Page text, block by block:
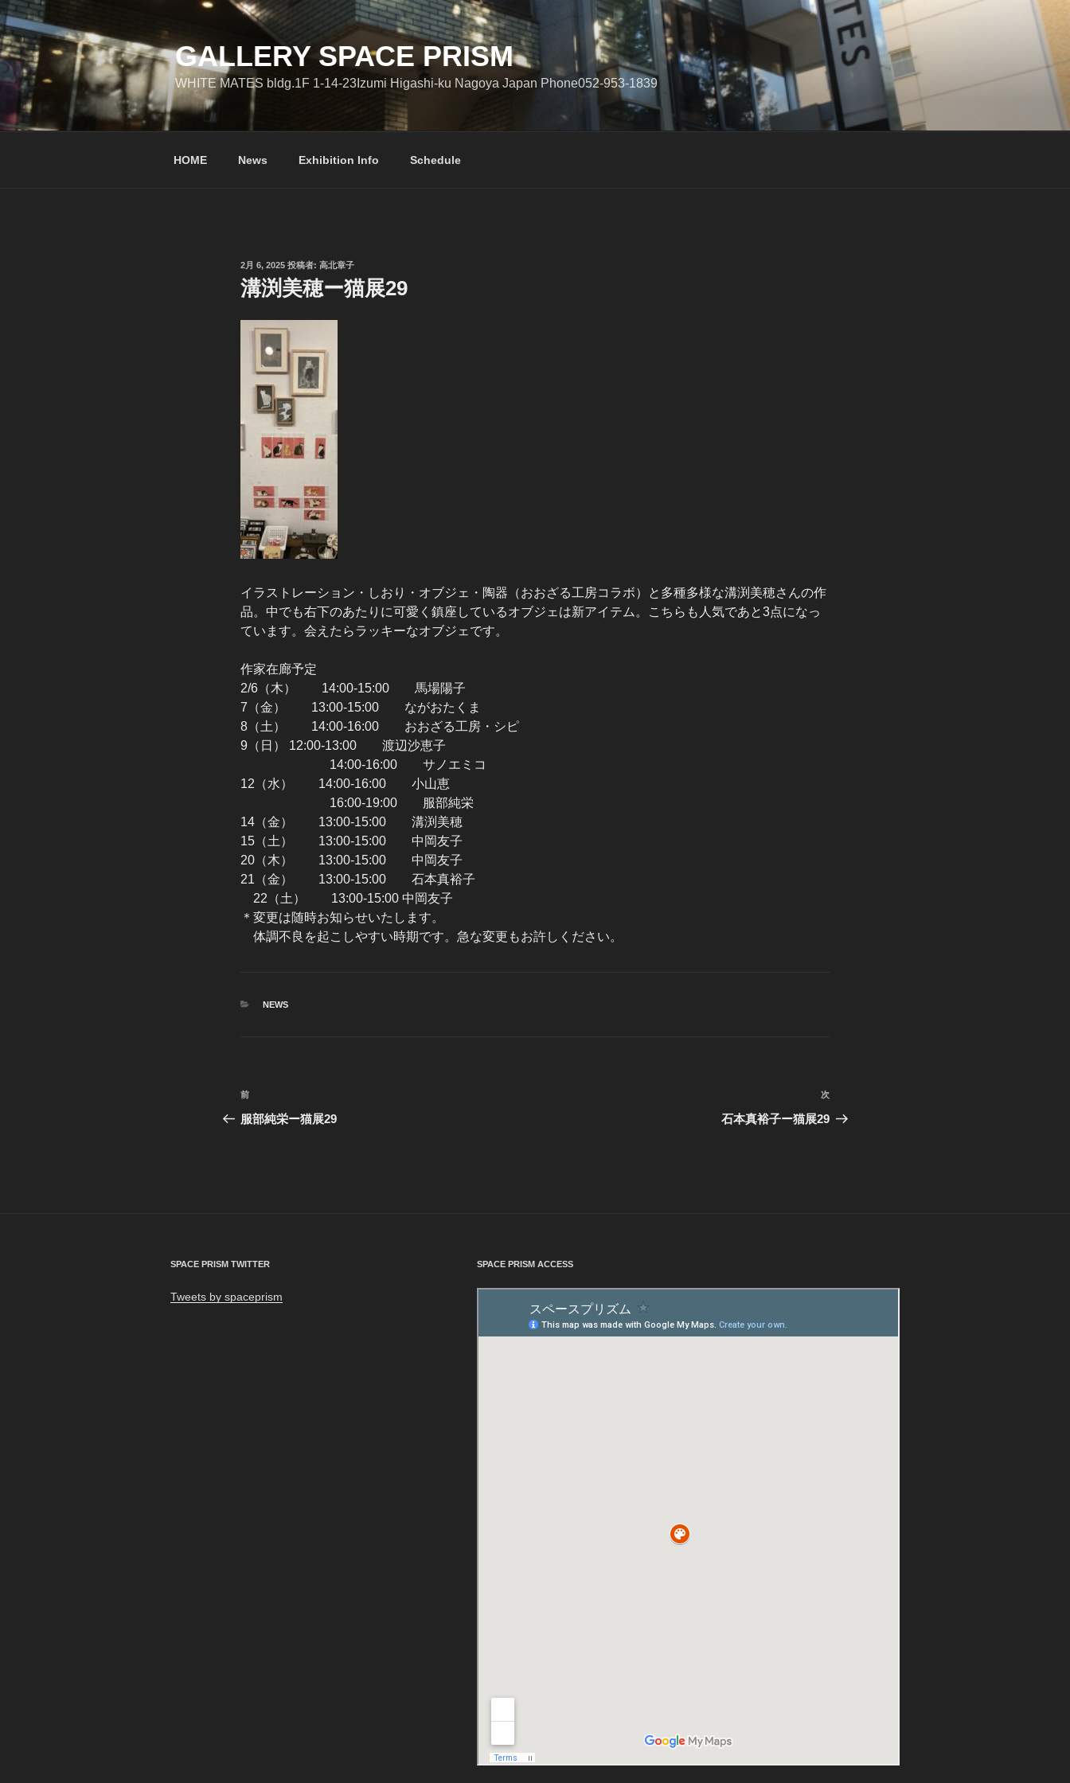
コ
ン
テ
ン
ツ
ス
GALLERY SPACE PRISM
WHITE MATES bldg.1F 1-14-23Izumi Higashi-ku Nagoya Japan Phone052-953-1839
HOME News Exhibition Info Schedule
投
稿
日:
2月 6, 2025 投稿者: 高北章子
溝渕美穂ー猫展29
イラストレーション・しおり・オブジェ・陶器（おおざる工房コラボ）と多種多様な溝渕美穂さんの作
品。中でも右下のあたりに可愛く鎮座しているオブジェは新アイテム。こちらも人気であと3点になっ
ています。会えたらラッキーなオブジェです。
作家在廊予定
2/6（木） 14:00-15:00 馬場陽子
7（金） 13:00-15:00 ながおたくま
8（土） 14:00-16:00 おおざる工房・シピ
9（日） 12:00-13:00 渡辺沙恵子
14:00-16:00 サノエミコ
12（水） 14:00-16:00 小山恵
16:00-19:00 服部純栄
14（金） 13:00-15:00 溝渕美穂
15（土） 13:00-15:00 中岡友子
20（木） 13:00-15:00 中岡友子
21（金） 13:00-15:00 石本真裕子
22（土） 13:00-15:00 中岡友子
＊変更は随時お知らせいたします。
体調不良を起こしやすい時期です。急な変更もお許しください。
カ
NEWS
投
稿
シ
ョ
前
の
前
服部純栄ー猫展29
次
の
次
石本真裕子ー猫展29
SPACE PRISM TWITTER
Tweets by spaceprism
SPACE PRISM ACCESS